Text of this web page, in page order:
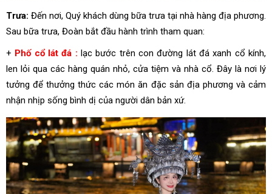
Trưa: Đến nơi, Quý khách dùng bữa trưa tại nhà hàng địa phương.
Sau bữa trưa, Đoàn bắt đầu hành trình tham quan:
+ Phố cổ lát đá :lạc bước trên con đường lát đá xanh cổ kính,
len lỏi qua các hàng quán nhỏ, cửa tiệm và nhà cổ. Đây là nơi lý
tưởng để thưởng thức các món ăn đặc sản địa phương và cảm
nhận nhịp sống bình dị của người dân bản xứ.